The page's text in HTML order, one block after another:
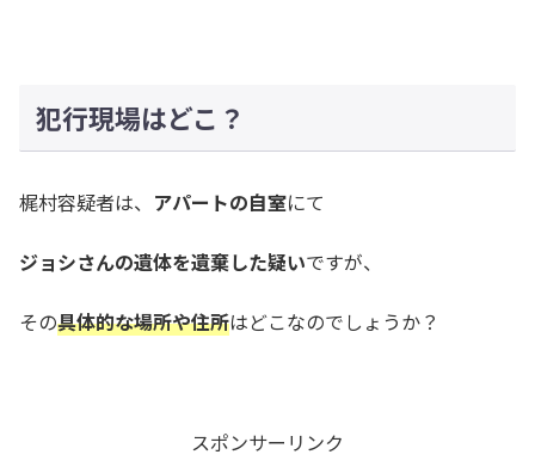
犯行現場はどこ？
梶村容疑者は、 アパートの自室にて
ジョシさんの遺体を遺棄した疑いですが、
その具体的な場所や住所はどこなのでしょうか？
スポンサーリンク